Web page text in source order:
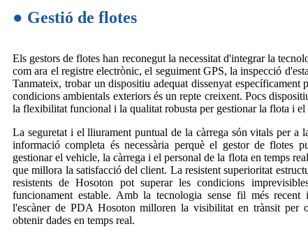
● Gestió de flotes
Els gestors de flotes han reconegut la necessitat d'integrar la
com ara el registre electrònic, el seguiment GPS, la inspecció
Tanmateix, trobar un dispositiu adequat dissenyat específicament
condicions ambientals exteriors és un repte creixent. Pocs
la flexibilitat funcional i la qualitat robusta per gestionar la flota i el
La seguretat i el lliurament puntual de la càrrega són vitals per a
informació completa és necessària perquè el gestor de flotes
gestionar el vehicle, la càrrega i el personal de la flota en temps
que millora la satisfacció del client. La resistent superioritat
resistents de Hosoton pot superar les condicions
funcionament estable. Amb la tecnologia sense fil més recent
l'escàner de PDA Hosoton milloren la visibilitat en trànsit per
obtenir dades en temps real.